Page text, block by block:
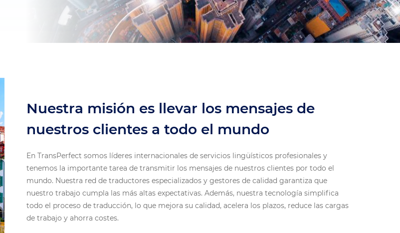
Nuestra misión es llevar los mensajes de
nuestros clientes a todo el mundo
En TransPerfect somos líderes internacionales de servicios lingüísticos profesionales y
tenemos la importante tarea de transmitir los mensajes de nuestros clientes por todo el
mundo. Nuestra red de traductores especializados y gestores de calidad garantiza que
nuestro trabajo cumpla las más altas expectativas. Además, nuestra tecnología simplifica
todo el proceso de traducción, lo que mejora su calidad, acelera los plazos, reduce las cargas
de trabajo y ahorra costes.